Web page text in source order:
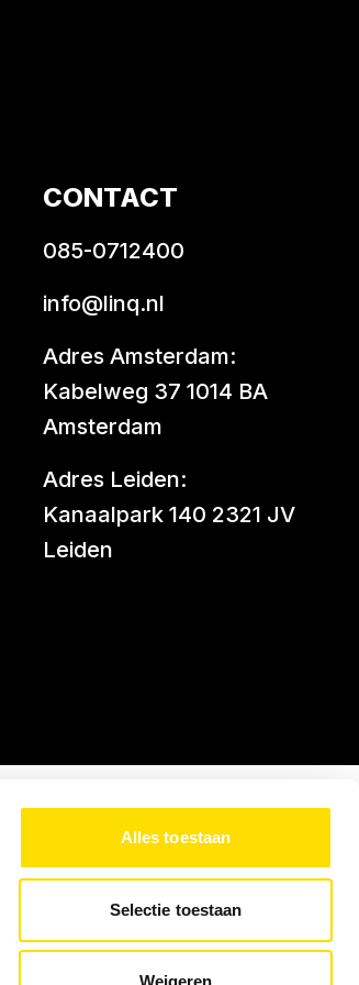
Alles toestaan
Selectie toestaan
Weigeren
CONTACT
085-0712400
info@linq.nl
Adres Amsterdam:
Kabelweg 37 1014 BA
Amsterdam
Adres Leiden:
Kanaalpark 140 2321 JV
Leiden